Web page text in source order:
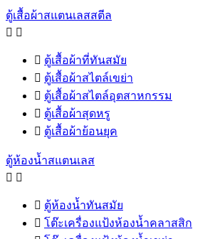
ตู้เสื้อผ้าสแตนเลสสตีล
 
 ตู้เสื้อผ้าที่ทันสมัย
 ตู้เสื้อผ้าสไตล์เขย่า
 ตู้เสื้อผ้าสไตล์อุตสาหกรรม
 ตู้เสื้อผ้าสุดหรู
 ตู้เสื้อผ้าย้อนยุค
ตู้ห้องน้ำสแตนเลส
 
 ตู้ห้องน้ำทันสมัย
 โต๊ะเครื่องแป้งห้องน้ำคลาสสิก